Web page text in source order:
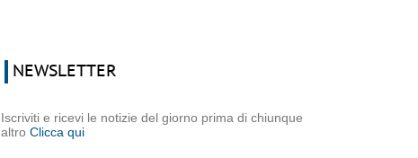
NEWSLETTER
Iscriviti e ricevi le notizie del giorno prima di chiunque
altroClicca qui